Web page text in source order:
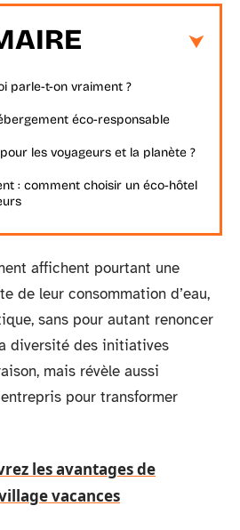
parle-t-on vraiment ?
éco-responsable
les voyageurs et la planète ?
: comment choisir un éco-hôtel
affichent pourtant une
de leur consommation d’eau,
sans pour autant renoncer
diversité des initiatives
mais révèle aussi
pour transformer
les avantages de
vacances